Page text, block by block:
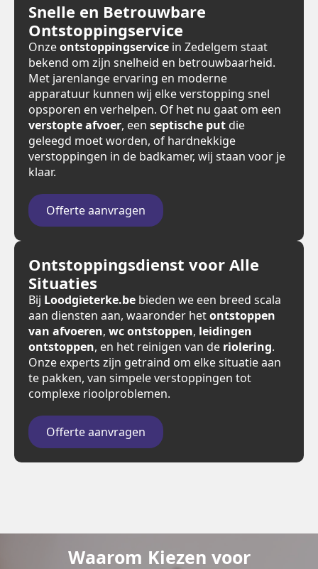
Snelle en Betrouwbare
Ontstoppingservice
Onzeontstoppingservice in Zedelgem staat
bekend om zijn snelheid en betrouwbaarheid.
Met jarenlange ervaring en moderne
apparatuur kunnen wij elke verstopping snel
opsporen en verhelpen. Of het nu gaat om een
verstopte afvoer, een septische put die
geleegd moet worden, of hardnekkige
verstoppingen in de badkamer, wij staan voor je
klaar.
Offerte aanvragen
Ontstoppingsdienst voor Alle
Situaties
Bij Loodgieterke.be bieden we een breed scala
aan diensten aan, waaronder hetontstoppen
van afvoeren, wc ontstoppen, leidingen
ontstoppen, en het reinigen van de riolering.
Onze experts zijn getraind om elke situatie aan
te pakken, van simpele verstoppingen tot
complexe rioolproblemen.
Offerte aanvragen
Waarom Kiezen voor